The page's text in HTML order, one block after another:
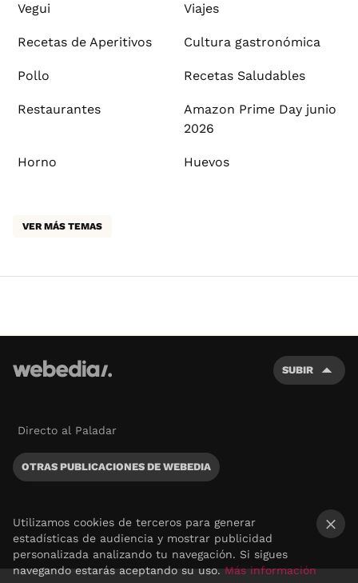
Vegui Viajes
Recetas de Aperitivos Cultura gastronómica
Pollo Recetas Saludables
Restaurantes
Amazon Prime Day junio
2026
Horno Huevos
VER MÁS TEMAS
SUBIR
Directo al Paladar
OTRAS PUBLICACIONES DE WEBEDIA
Utilizamos cookies de terceros para generar
estadísticas de audiencia y mostrar publicidad
personalizada analizando tu navegación. Si sigues
navegando estarás aceptando su uso.Más información